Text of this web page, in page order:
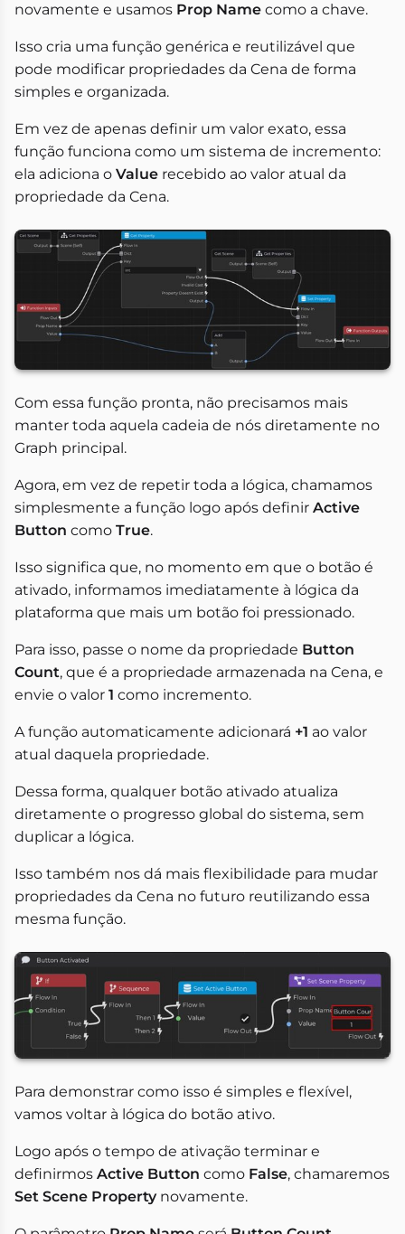
novamente e usamos Prop Name como a chave.
Isso cria uma função genérica e reutilizável que
pode modificar propriedades da Cena de forma
simples e organizada.
Em vez de apenas definir um valor exato, essa
função funciona como um sistema de incremento:
ela adiciona o Value recebido ao valor atual da
propriedade da Cena.
Com essa função pronta, não precisamos mais
manter toda aquela cadeia de nós diretamente no
Graph principal.
Agora, em vez de repetir toda a lógica, chamamos
simplesmente a função logo após definir Active
Button como True.
Isso significa que, no momento em que o botão é
ativado, informamos imediatamente à lógica da
plataforma que mais um botão foi pressionado.
Para isso, passe o nome da propriedade Button
Count, que é a propriedade armazenada na Cena, e
envie o valor 1 como incremento.
A função automaticamente adicionará +1 ao valor
atual daquela propriedade.
Dessa forma, qualquer botão ativado atualiza
diretamente o progresso global do sistema, sem
duplicar a lógica.
Isso também nos dá mais flexibilidade para mudar
propriedades da Cena no futuro reutilizando essa
mesma função.
Para demonstrar como isso é simples e flexível,
vamos voltar à lógica do botão ativo.
Logo após o tempo de ativação terminar e
definirmos Active Button como False, chamaremos
Set Scene Propertynovamente.